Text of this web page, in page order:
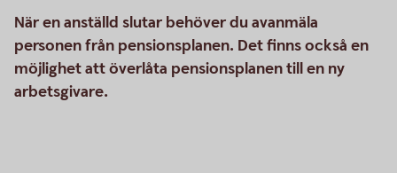
När en anställd slutar behöver du avanmäla
personen från pensionsplanen. Det finns också en
möjlighet att överlåta pensionsplanen till en ny
arbetsgivare.